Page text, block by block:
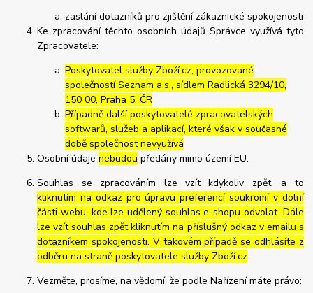
zaslání dotazníků pro zjištění zákaznické spokojenosti
Ke zpracování těchto osobních údajů Správce využívá tyto
Zpracovatele:
Poskytovatel služby Zboží.cz, provozované
společností Seznam a.s., sídlem Radlická 3294/10,
150 00, Praha 5, ČR
Případně další poskytovatelé zpracovatelských
softwarů, služeb a aplikací, které však v současné
době společnost nevyužívá
Osobní údajenebudou předány mimo území EU.
Souhlas se zpracováním lze vzít kdykoliv zpět, a to
kliknutím na odkaz pro úpravu preferencí soukromí v dolní
části webu, kde lze udělený souhlas e-shopu odvolat. Dále
lze vzít souhlas zpět kliknutím na příslušný odkaz v emailu s
dotazníkem spokojenosti. V takovém případě se odhlásíte z
odběru na straně poskytovatele služby Zboží.cz.
Vezměte, prosíme, na vědomí, že podle Nařízení máte právo: